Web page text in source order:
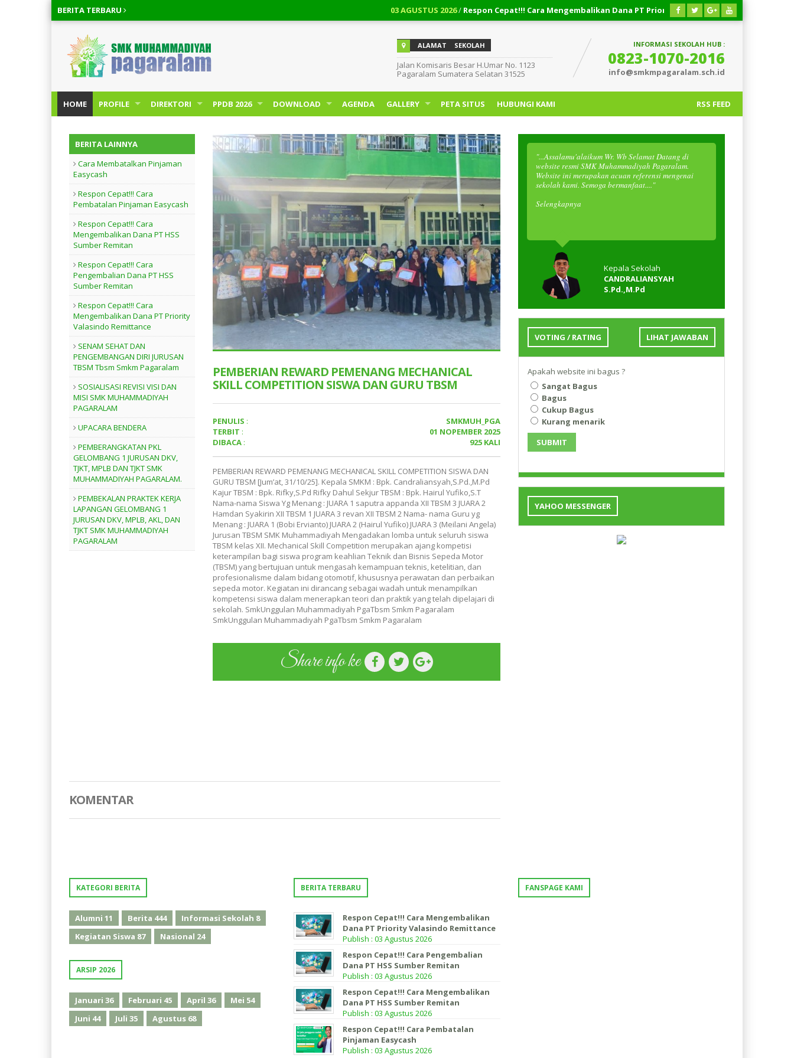
BERITA TERBARU 03 AGUSTUS 2026/Respon Cepat!!! Cara Mengembalikan Dana PT Priority Valasindo Remittance
ALAMAT SEKOLAH
Jalan Komisaris Besar H.Umar No. 1123
Pagaralam Sumatera Selatan 31525
INFORMASI SEKOLAH HUB :
0823-1070-2016
info@smkmpagaralam.sch.id
HOME PROFILE DIREKTORI PPDB 2026 DOWNLOAD AGENDA GALLERY PETA SITUS HUBUNGI KAMI RSS FEED
PEMBERIAN REWARD PEMENANG MECHANICAL
SKILL COMPETITION SISWA DAN GURU TBSM
PENULIS :
SMKMUH_PGA
TERBIT :
01 NOPEMBER 2025
DIBACA : 925 KALI
PEMBERIAN REWARD PEMENANG MECHANICAL SKILL COMPETITION SISWA DAN
GURU TBSM [Jum’at, 31/10/25]. Kepala SMKM : Bpk. Candraliansyah,S.Pd.,M.Pd
Kajur TBSM : Bpk. Rifky,S.Pd Rifky Dahul Sekjur TBSM : Bpk. Hairul Yufiko,S.T
Nama-nama Siswa Yg Menang : JUARA 1 saputra appanda XII TBSM 3 JUARA 2
Hamdan Syakirin XII TBSM 1 JUARA 3 revan XII TBSM 2 Nama- nama Guru yg
Menang : JUARA 1 (Bobi Ervianto) JUARA 2 (Hairul Yufiko) JUARA 3 (Meilani Angela)
Jurusan TBSM SMK Muhammadiyah Mengadakan lomba untuk seluruh siswa
TBSM kelas XII. Mechanical Skill Competition merupakan ajang kompetisi
keterampilan bagi siswa program keahlian Teknik dan Bisnis Sepeda Motor
(TBSM) yang bertujuan untuk mengasah kemampuan teknis, ketelitian, dan
profesionalisme dalam bidang otomotif, khususnya perawatan dan perbaikan
sepeda motor. Kegiatan ini dirancang sebagai wadah untuk menampilkan
kompetensi siswa dalam menerapkan teori dan praktik yang telah dipelajari di
sekolah. SmkUnggulan Muhammadiyah PgaTbsm Smkm Pagaralam
SmkUnggulan Muhammadiyah PgaTbsm Smkm Pagaralam
Share info ke
BERITA LAINNYA
Cara Membatalkan Pinjaman
Easycash
Respon Cepat!!! Cara
Pembatalan Pinjaman Easycash
Respon Cepat!!! Cara
Mengembalikan Dana PT HSS
Sumber Remitan
Respon Cepat!!! Cara
Pengembalian Dana PT HSS
Sumber Remitan
Respon Cepat!!! Cara
Mengembalikan Dana PT Priority
Valasindo Remittance
SENAM SEHAT DAN
PENGEMBANGAN DIRI JURUSAN
TBSM Tbsm Smkm Pagaralam
SOSIALISASI REVISI VISI DAN
MISI SMK MUHAMMADIYAH
PAGARALAM
UPACARA BENDERA
PEMBERANGKATAN PKL
GELOMBANG 1 JURUSAN DKV,
TJKT, MPLB DAN TJKT SMK
MUHAMMADIYAH PAGARALAM.
PEMBEKALAN PRAKTEK KERJA
LAPANGAN GELOMBANG 1
JURUSAN DKV, MPLB, AKL, DAN
TJKT SMK MUHAMMADIYAH
PAGARALAM
KOMENTAR
"...Assalamu'alaikum Wr. Wb Selamat Datang di
website resmi SMK Muhammadiyah Pagaralam.
Website ini merupakan acuan referensi mengenai
sekolah kami. Semoga bermanfaat...."
Selengkapnya
Kepala Sekolah
CANDRALIANSYAH
S.Pd.,M.Pd
VOTING / RATING LIHAT JAWABAN
Apakah website ini bagus ?
Sangat Bagus
Bagus
Cukup Bagus
Kurang menarik
SUBMIT
YAHOO MESSENGER
KATEGORI BERITA
Alumni 11 Berita 444 Informasi Sekolah 8
Kegiatan Siswa 87 Nasional 24
ARSIP 2026
Januari 36 Februari 45 April 36 Mei 54
Juni 44 Juli 35 Agustus 68
BERITA TERBARU
Respon Cepat!!! Cara Mengembalikan
Dana PT Priority Valasindo Remittance
Publish : 03 Agustus 2026
Respon Cepat!!! Cara Pengembalian
Dana PT HSS Sumber Remitan
Publish : 03 Agustus 2026
Respon Cepat!!! Cara Mengembalikan
Dana PT HSS Sumber Remitan
Publish : 03 Agustus 2026
Respon Cepat!!! Cara Pembatalan
Pinjaman Easycash
Publish : 03 Agustus 2026
FANSPAGE KAMI